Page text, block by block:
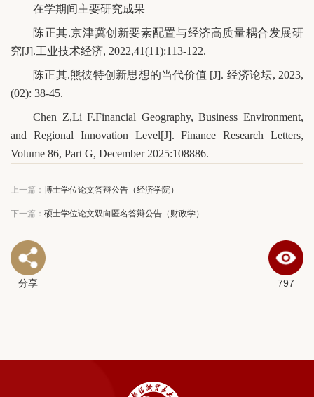
在学期间主要研究成果
陈正其.京津冀创新要素配置与经济高质量耦合发展研
究[J].工业技术经济, 2022,41(11):113-122.
陈正其.熊彼特创新思想的当代价值 [J]. 经济论坛, 2023,
(02): 38-45.
Chen Z,Li F.Financial Geography, Business Environment,
and Regional Innovation Level[J]. Finance Research Letters,
Volume 86, Part G, December 2025:108886.
上一篇： 博士学位论文答辩公告（经济学院）
下一篇： 硕士学位论文双向匿名答辩公告（财政学）
分享 797